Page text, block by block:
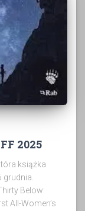
2025
książka
Below:
All-Women’s